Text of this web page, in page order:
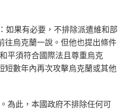
如果有必要，不排除派遣維和部
往烏克蘭一說。但他也提出條件
平須符合國際法且尊重烏克
短數年內再次攻擊烏克蘭或其他
為此，本國政府不排除任何可